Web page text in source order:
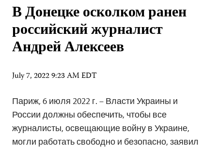
В Донецке осколком ранен
российский журналист
Андрей Алексеев
July 7, 2022 9:23 AM EDT
Париж, 6 июля 2022 г. – Власти Украины и
России должны обеспечить, чтобы все
журналисты, освещающие войну в Украине,
могли работать свободно и безопасно, заявил